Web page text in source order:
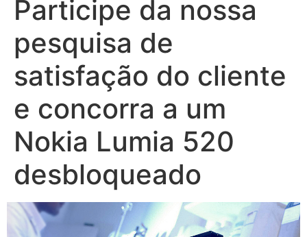
Participe da nossa
pesquisa de
satisfação do cliente
e concorra a um
Nokia Lumia 520
desbloqueado